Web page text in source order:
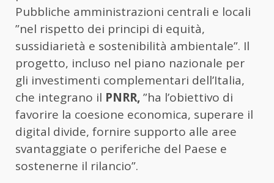
Pubbliche amministrazioni centrali e locali
”nel rispetto dei principi di equità,
sussidiarietà e sostenibilità ambientale”. Il
progetto, incluso nel piano nazionale per
gli investimenti complementari dell’Italia,
che integrano il PNRR,”ha l’obiettivo di
favorire la coesione economica, superare il
digital divide, fornire supporto alle aree
svantaggiate o periferiche del Paese e
sostenerne il rilancio”.